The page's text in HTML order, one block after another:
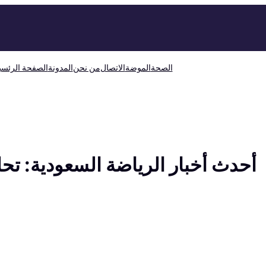
الصفحةالمدونةمن نحنالاتصالالموضةالصحة
أحدث أخبار الرياضة السعودية: